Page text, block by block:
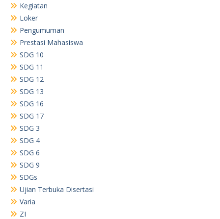
Kegiatan
Loker
Pengumuman
Prestasi Mahasiswa
SDG 10
SDG 11
SDG 12
SDG 13
SDG 16
SDG 17
SDG 3
SDG 4
SDG 6
SDG 9
SDGs
Ujian Terbuka Disertasi
Varia
ZI